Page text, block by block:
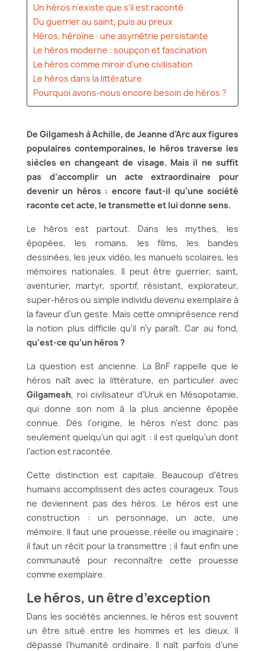
Un héros n’existe que s’il est raconté
Du guerrier au saint, puis au preux
Héros, héroïne : une asymétrie persistante
Le héros moderne : soupçon et fascination
Le héros comme miroir d’une civilisation
Le héros dans la littérature
Pourquoi avons-nous encore besoin de héros ?
De Gilgamesh à Achille, de Jeanne d’Arc aux figures
populaires contemporaines, le héros traverse les
siècles en changeant de visage. Mais il ne suffit
pas d’accomplir un acte extraordinaire pour
devenir un héros : encore faut-il qu’une société
raconte cet acte, le transmette et lui donne sens.
Le héros est partout. Dans les mythes, les
épopées, les romans, les films, les bandes
dessinées, les jeux vidéo, les manuels scolaires, les
mémoires nationales. Il peut être guerrier, saint,
aventurier, martyr, sportif, résistant, explorateur,
super-héros ou simple individu devenu exemplaire à
la faveur d’un geste. Mais cette omniprésence rend
la notion plus difficile qu’il n’y paraît. Car au fond,
qu’est-ce qu’un héros ?
La question est ancienne. La BnF rappelle que le
héros naît avec la littérature, en particulier avec
Gilgamesh, roi civilisateur d’Uruk en Mésopotamie,
qui donne son nom à la plus ancienne épopée
connue. Dès l’origine, le héros n’est donc pas
seulement quelqu’un qui agit : il est quelqu’un dont
l’action est racontée.
Cette distinction est capitale. Beaucoup d’êtres
humains accomplissent des actes courageux. Tous
ne deviennent pas des héros. Le héros est une
construction : un personnage, un acte, une
mémoire. Il faut une prouesse, réelle ou imaginaire ;
il faut un récit pour la transmettre ; il faut enfin une
communauté pour reconnaître cette prouesse
comme exemplaire.
Le héros, un être d’exception
Dans les sociétés anciennes, le héros est souvent
un être situé entre les hommes et les dieux. Il
dépasse l’humanité ordinaire. Il naît parfois d’une